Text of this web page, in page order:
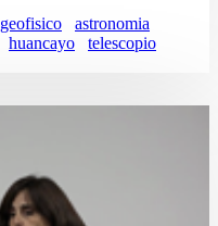
geofisico
astronomia
huancayo
telescopio